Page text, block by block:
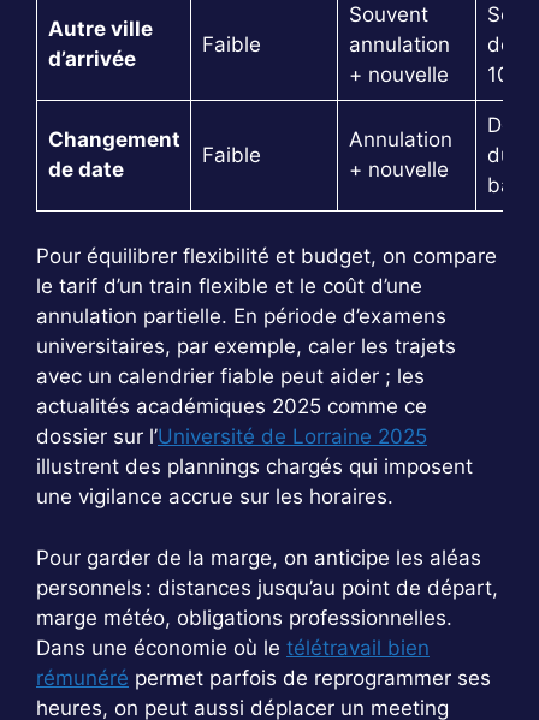
Autre ville
d’arrivée
Faible
Souvent
annulation
+ nouvelle
100
Changement
de date
Faible
Annulation
+ nouvelle
du
Pour équilibrer flexibilité et budget, on compare
le tarif d’un train flexible et le coût d’une
annulation partielle. En période d’examens
universitaires, par exemple, caler les trajets
avec un calendrier fiable peut aider ; les
actualités académiques 2025 comme ce
dossier sur l’Université de Lorraine 2025
illustrent des plannings chargés qui imposent
une vigilance accrue sur les horaires.
Pour garder de la marge, on anticipe les aléas
personnels : distances jusqu’au point de départ,
marge météo, obligations professionnelles.
Dans une économie où le télétravail bien
rémunéré permet parfois de reprogrammer ses
heures, on peut aussi déplacer un meeting